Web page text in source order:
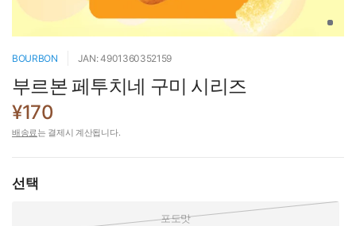
BOURBON JAN: 4901360352159
부르본 페투치네 구미 시리즈
¥170
배송료는 결제시 계산됩니다.
선택
포도맛